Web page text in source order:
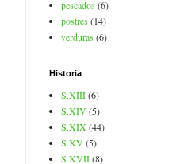
pescados(6)
postres(14)
verduras(6)
Historia
S.XIII(6)
S.XIV(5)
S.XIX (44)
S.XV(5)
S.XVII(8)